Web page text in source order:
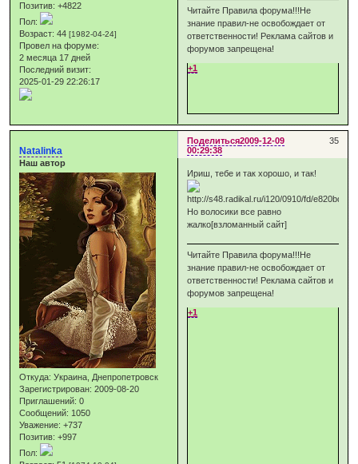
Позитив: +4822
Пол:
Возраст: 44[1982-04-24]
Провел на форуме:
2 месяца 17 дней
Последний визит:
2025-01-29 22:26:17
Читайте Правила форума!!!Не
знание правил-не освобождает от
ответственности! Реклама сайтов и
форумов запрещена!
+1
Поделиться 35
2009-12-09
00:29:38
Natalinka
Наш автор
Откуда: Украина, Днепропетровск
Зарегистрирован: 2009-08-20
Приглашений: 0
Сообщений: 1050
Уважение: +737
Позитив: +997
Пол:
Ириш, тебе и так хорошо, и так!
Но волосики все равно
жалко[взломанный сайт]
Читайте Правила форума!!!Не
знание правил-не освобождает от
ответственности! Реклама сайтов и
форумов запрещена!
+1